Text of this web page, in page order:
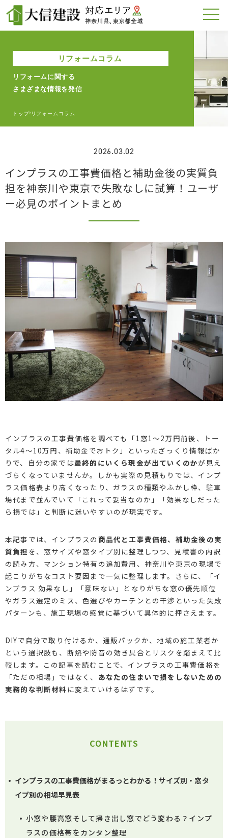
リフォームコラム
リフォームに関する
さまざまな情報を発信
トップ>リフォームコラム
2026.03.02
インプラスの工事費価格と補助金後の実質負
担を神奈川や東京で失敗なしに試算！ユーザ
ー必見のポイントまとめ
インプラスの工事費価格を調べても「1窓1〜2万円前後、トー
タル4〜10万円、補助金でおトク」といったざっくり情報ばか
りで、自分の家では最終的にいくら現金が出ていくのかが見え
づらくなっていませんか。しかも実際の見積もりでは、インプ
ラス価格表より高くなったり、ガラスの種類やふかし枠、駐車
場代まで並んでいて「これって妥当なのか」「効果なしだった
ら損では」と判断に迷いやすいのが現実です。
本記事では、インプラスの 商品代と工事費価格、補助金後の実
質負担 を、窓サイズや窓タイプ別に整理しつつ、見積書の内訳
の読み方、マンション特有の追加費用、神奈川や東京の現場で
起こりがちなコスト要因まで一気に整理します。さらに、「イ
ンプラス 効果なし」「意味ない」となりがちな窓の優先順位
やガラス選定のミス、色選びやカーテンとの干渉といった失敗
パターンも、施工現場の感覚に基づいて具体的に押さえます。
DIYで自分で取り付けるか、通販パックか、地域の施工業者か
という選択肢も、断熱や防音の効き具合とリスクを踏まえて比
較します。この記事を読むことで、インプラスの工事費価格を
「ただの相場」ではなく、 あなたの住まいで損をしないための
実務的な判断材料 に変えていけるはずです。
CONTENTS
インプラスの工事費価格がまるっとわかる！サイズ別・窓タ
イプ別の相場早見表
小窓や腰高窓そして掃き出し窓でどう変わる？インプ
ラスの価格帯をカンタン整理